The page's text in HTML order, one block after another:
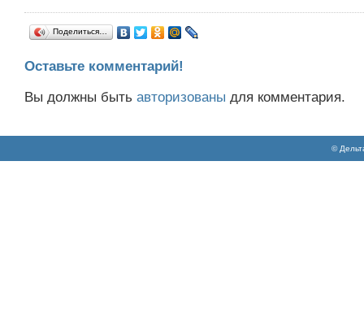
Поделиться…
Оставьте комментарий!
Вы должны быть авторизованы для комментария.
©